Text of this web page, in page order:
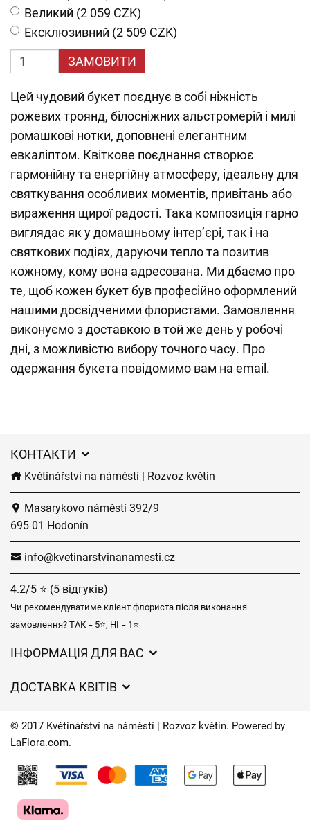
Великий (2 059 CZK)
Ексклюзивний (2 509 CZK)
ЗАМОВИТИ
Цей чудовий букет поєднує в собі ніжність
рожевих троянд, білосніжних альстромерій і милі
ромашкові нотки, доповнені елегантним
евкаліптом. Квіткове поєднання створює
гармонійну та енергійну атмосферу, ідеальну для
святкування особливих моментів, привітань або
вираження щирої радості. Така композиція гарно
виглядає як у домашньому інтер’єрі, так і на
святкових подіях, даруючи тепло та позитив
кожному, кому вона адресована. Ми дбаємо про
те, щоб кожен букет був професійно оформлений
нашими досвідченими флористами. Замовлення
виконуємо з доставкою в той же день у робочі
дні, з можливістю вибору точного часу. Про
одержання букета повідомимо вам на email.
КОНТАКТИ
Květinářství na náměstí | Rozvoz květin
Masarykovo náměstí 392/9
695 01 Hodonín
info@kvetinarstvinanamesti.cz
4.2/5 ⭐ (5 відгуків)
Чи рекомендуватиме клієнт флориста після виконання
замовлення? ТАК = 5⭐, НІ = 1⭐
ІНФОРМАЦІЯ ДЛЯ ВАС
Захист персональних даних
Час доставки квітів – огляд можливостей
ДОСТАВКА КВІТІВ
Куди ми доставляємо квіти
Контакти
© 2017 Květinářství na náměstí | Rozvoz květin. Powered by
LaFlora.com.